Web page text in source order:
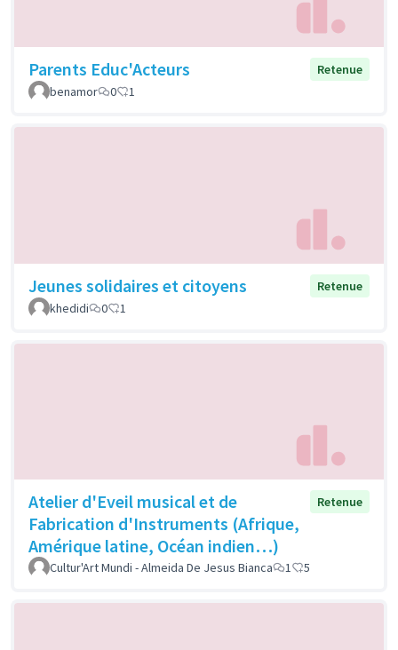
Parents Educ'Acteurs
Retenue
benamor
0 1
Jeunes solidaires et citoyens
Retenue
khedidi
0 1
Atelier d'Eveil musical et de
Fabrication d'Instruments (Afrique,
Amérique latine, Océan indien…)
Retenue
Cultur'Art Mundi - Almeida De Jesus Bianca 1 5